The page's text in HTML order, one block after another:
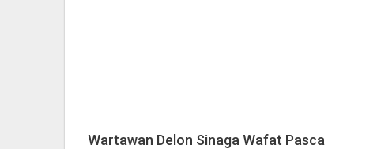
Wartawan Delon Sinaga Wafat Pasca